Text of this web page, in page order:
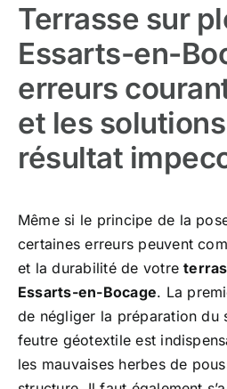
Terrasse sur
Essarts-en-
erreurs
et les
résultat
Même si le principe de la
certaines erreurs peuvent
et la durabilité de votre
Essarts-en-Bocage. La
de négliger la préparation du
feutre géotextile est
les mauvaises herbes de